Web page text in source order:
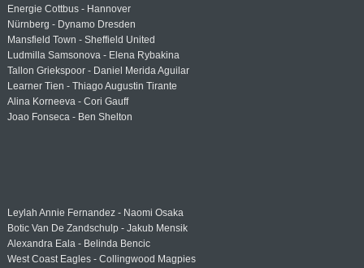
Energie Cottbus - Hannover
Nürnberg - Dynamo Dresden
Mansfield Town - Sheffield United
Ludmilla Samsonova - Elena Rybakina
Tallon Griekspoor - Daniel Merida Aguilar
Learner Tien - Thiago Augustin Tirante
Alina Korneeva - Cori Gauff
Joao Fonseca - Ben Shelton
Leylah Annie Fernandez - Naomi Osaka
Botic Van De Zandschulp - Jakub Mensik
Alexandra Eala - Belinda Bencic
West Coast Eagles - Collingwood Magpies